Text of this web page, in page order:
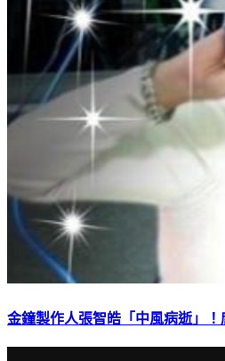
金鐘製作人張智皓「中風病逝」